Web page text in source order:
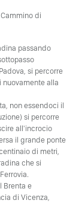
di
passando
si percorre
alla
non essendoci il
si percorre
all'incrocio
il grande ponte
di metri,
che si
Brenta e
di Vicenza,